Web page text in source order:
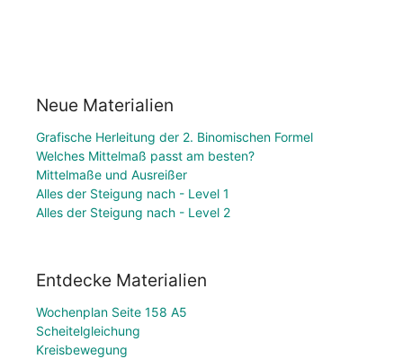
Neue Materialien
Grafische Herleitung der 2. Binomischen Formel
Welches Mittelmaß passt am besten?
Mittelmaße und Ausreißer
Alles der Steigung nach - Level 1
Alles der Steigung nach - Level 2
Entdecke Materialien
Wochenplan Seite 158 A5
Scheitelgleichung
Kreisbewegung